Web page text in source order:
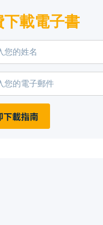
下載電子書
下載指南